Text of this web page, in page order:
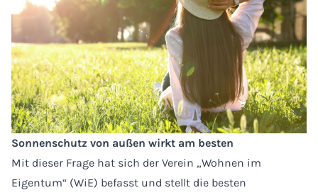
Sonnenschutz von außen wirkt am besten
Mit dieser Frage hat sich der Verein „Wohnen im
Eigentum“ (WiE) befasst und stellt die besten